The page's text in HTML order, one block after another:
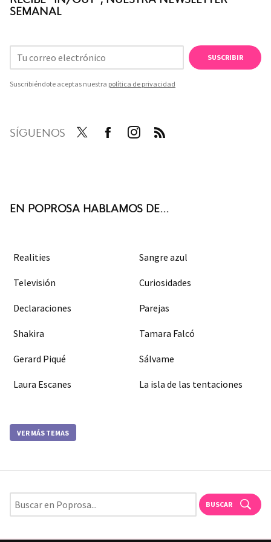
SEMANAL
SUSCRIBIR
Suscribiéndote aceptas nuestra política de privacidad
SÍGUENOS
EN POPROSA HABLAMOS DE...
Realities Sangre azul
Televisión Curiosidades
Declaraciones Parejas
Shakira Tamara Falcó
Gerard Piqué Sálvame
Laura Escanes La isla de las tentaciones
VER MÁS TEMAS
BUSCAR